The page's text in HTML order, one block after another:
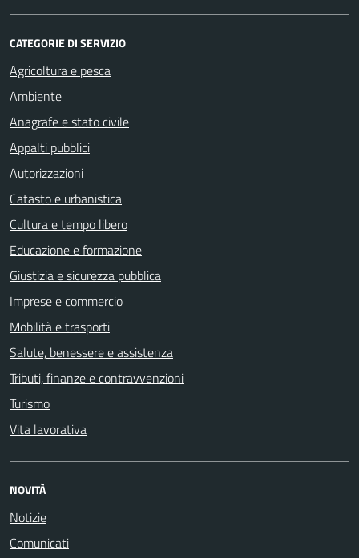
CATEGORIE DI SERVIZIO
Agricoltura e pesca
Ambiente
Anagrafe e stato civile
Appalti pubblici
Autorizzazioni
Catasto e urbanistica
Cultura e tempo libero
Educazione e formazione
Giustizia e sicurezza pubblica
Imprese e commercio
Mobilità e trasporti
Salute, benessere e assistenza
Tributi, finanze e contravvenzioni
Turismo
Vita lavorativa
NOVITÀ
Notizie
Comunicati